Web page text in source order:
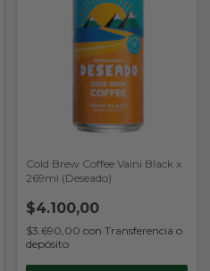
Cold Brew Coffee Vaini Black x
269ml (Deseado)
$4.100,00
$3.690,00 con Transferencia o
depósito